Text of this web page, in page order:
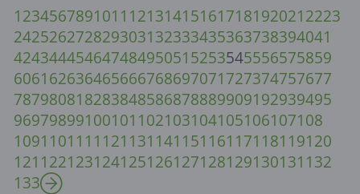
1234567891011 121314151617181920212223
242526272829303132333435363738394041
424344454647484950515253545556575859
606162636465666768697071727374757677
787980818283848586878889909192939495
96979899100101 102103104105106107108
109110111 112113114115116117118119120
121 122123124125126127128129130131 132
133